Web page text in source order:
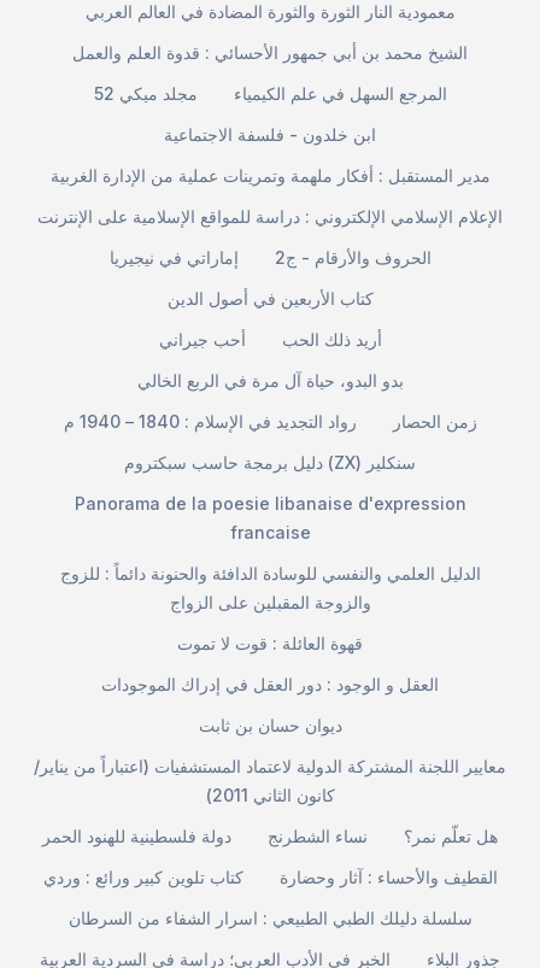
معمودية النار الثورة والثورة المضادة في العالم العربي
الشيخ محمد بن أبي جمهور الأحسائي : قدوة العلم والعمل
مجلد ميكي 52
المرجع السهل في علم الكيمياء
ابن خلدون - فلسفة الاجتماعية
مدير المستقبل : أفكار ملهمة وتمرينات عملية من الإدارة الغربية
الإعلام الإسلامي الإلكتروني : دراسة للمواقع الإسلامية على الإنترنت
إماراتي في نيجيريا
الحروف والأرقام - ج2
كتاب الأربعين في أصول الدين
أحب جيراني
أريد ذلك الحب
بدو البدو، حياة آل مرة في الربع الخالي
رواد التجديد في الإسلام : 1840 – 1940 م
زمن الحصار
دليل برمجة حاسب سبكتروم (ZX) سنكلير
Panorama de la poesie libanaise d'expression
francaise
الدليل العلمي والنفسي للوسادة الدافئة والحنونة دائماً : للزوج
والزوجة المقبلين على الزواج
قهوة العائلة : قوت لا تموت
العقل و الوجود : دور العقل في إدراك الموجودات
ديوان حسان بن ثابت
معايير اللجنة المشتركة الدولية لاعتماد المستشفيات (اعتباراً من يناير/
كانون الثاني 2011)
دولة فلسطينية للهنود الحمر
نساء الشطرنج
هل تعلّم نمر؟
كتاب تلوين كبير ورائع : وردي
القطيف والأحساء : آثار وحضارة
سلسلة دليلك الطبي الطبيعي : اسرار الشفاء من السرطان
الخبر في الأدب العربي؛ دراسة في السردية العربية
جذور البلاء